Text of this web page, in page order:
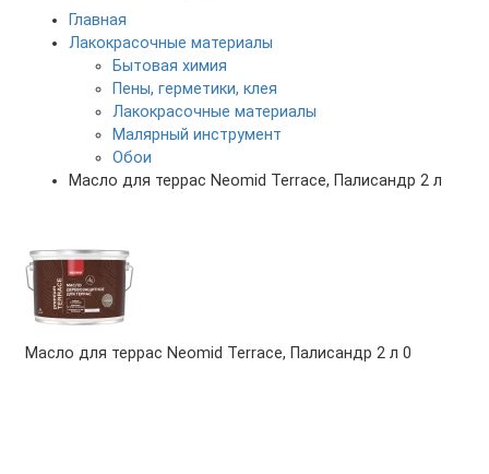
Главная
Лакокрасочные материалы
Бытовая химия
Пены, герметики, клея
Лакокрасочные материалы
Малярный инструмент
Обои
Масло для террас Neomid Terrace, Палисандр 2 л
Масло для террас Neomid Terrace, Палисандр 2 л 0